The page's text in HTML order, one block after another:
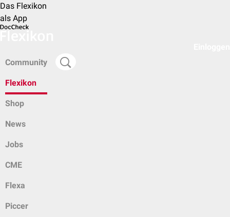
Das Flexikon
als App
Community
Flexikon
Shop
News
Jobs
CME
Flexa
Piccer